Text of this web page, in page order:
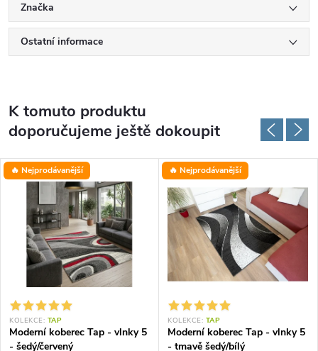
Značka
Ostatní informace
K tomuto produktu
doporučujeme ještě dokoupit
🔥 Nejprodávanější
KOLEKCE: TAP
Moderní koberec Tap - vlnky 5
- šedý/červený
🔥 Nejprodávanější
KOLEKCE: TAP
Moderní koberec Tap - vlnky 5
- tmavě šedý/bílý